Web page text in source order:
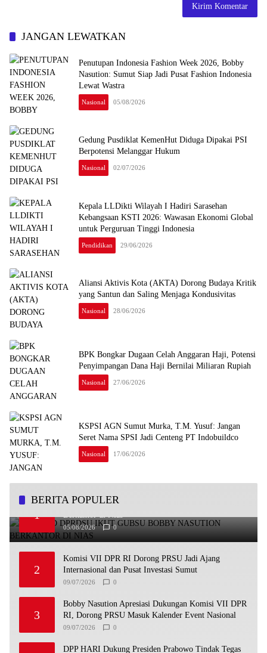
JANGAN LEWATKAN
Penutupan Indonesia Fashion Week 2026, Bobby
Nasution: Sumut Siap Jadi Pusat Fashion Indonesia
Lewat Wastra
Nasional 05/08/2026
Gedung Pusdiklat KemenHut Diduga Dipakai PSI
Berpotensi Melanggar Hukum
Nasional 02/07/2026
Kepala LLDikti Wilayah I Hadiri Sarasehan
Kebangsaan KSTI 2026: Wawasan Ekonomi Global
untuk Perguruan Tinggi Indonesia
Pendidikan 29/06/2026
Aliansi Aktivis Kota (AKTA) Dorong Budaya Kritik
yang Santun dan Saling Menjaga Kondusivitas
Nasional 28/06/2026
BPK Bongkar Dugaan Celah Anggaran Haji, Potensi
Penyimpangan Dana Haji Bernilai Miliaran Rupiah
Nasional 27/06/2026
KSPSI AGN Sumut Murka, T.M. Yusuf: Jangan
Seret Nama SPSI Jadi Centeng PT Indobuildco
Nasional 17/06/2026
BERITA POPULER
1
Komisi D DPRDSU Ikut Gubsu Bobby Nasution
Berkantor di Nias
05/08/2026 0
2
Komisi VII DPR RI Dorong PRSU Jadi Ajang
Internasional dan Pusat Investasi Sumut
09/07/2026 0
3
Bobby Nasution Apresiasi Dukungan Komisi VII DPR
RI, Dorong PRSU Masuk Kalender Event Nasional
09/07/2026 0
DPP HARI Dukung Presiden Prabowo Tindak Tegas